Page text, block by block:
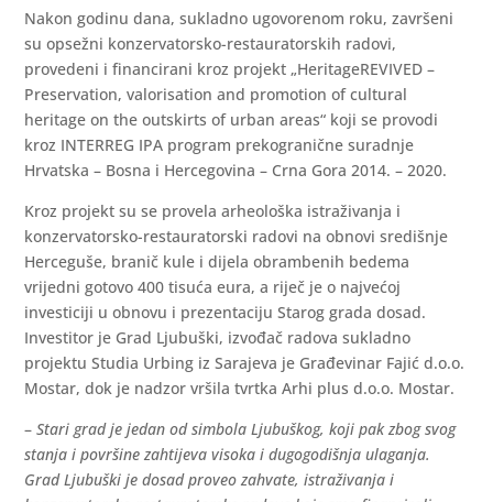
Nakon godinu dana, sukladno ugovorenom roku, završeni
su opsežni konzervatorsko-restauratorskih radovi,
provedeni i financirani kroz projekt „HeritageREVIVED –
Preservation, valorisation and promotion of cultural
heritage on the outskirts of urban areas“ koji se provodi
kroz INTERREG IPA program prekogranične suradnje
Hrvatska – Bosna i Hercegovina – Crna Gora 2014. – 2020.
Kroz projekt su se provela arheološka istraživanja i
konzervatorsko-restauratorski radovi na obnovi središnje
Herceguše, branič kule i dijela obrambenih bedema
vrijedni gotovo 400 tisuća eura, a riječ je o najvećoj
investiciji u obnovu i prezentaciju Starog grada dosad.
Investitor je Grad Ljubuški, izvođač radova sukladno
projektu Studia Urbing iz Sarajeva je Građevinar Fajić d.o.o.
Mostar, dok je nadzor vršila tvrtka Arhi plus d.o.o. Mostar.
–Stari grad je jedan od simbola Ljubuškog, koji pak zbog svog
stanja i površine zahtijeva visoka i dugogodišnja ulaganja.
Grad Ljubuški je dosad proveo zahvate, istraživanja i